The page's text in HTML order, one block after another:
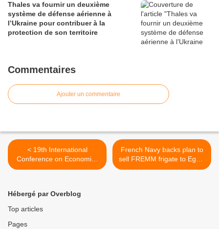
Thales va fournir un deuxième
système de défense aérienne à
l’Ukraine pour contribuer à la
protection de son territoire
Commentaires
Ajouter un commentaire
< 19th International
Conference on Economics
and Security, Grenoble
French Navy backs plan to
sell FREMM frigate to Egypt
>
Hébergé par Overblog
Top articles
Pages